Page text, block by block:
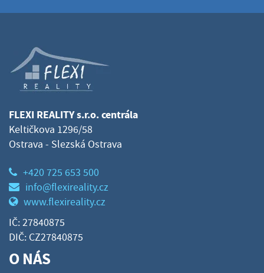
FLEXI REALITY s.r.o. centrála
Keltičkova 1296/58
Ostrava - Slezská Ostrava
+420 725 653 500
info@flexireality.cz
www.flexireality.cz
IČ: 27840875
DIČ: CZ27840875
O NÁS